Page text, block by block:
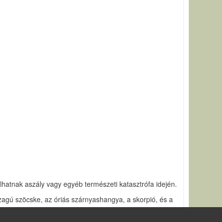
aszály vagy egyéb természeti katasztrófa idején.
szöcske, az óriás szárnyashangya, a skorpió, és a